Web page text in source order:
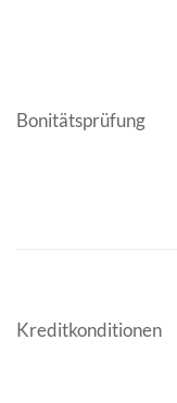
Bonitätsprüfung
Kreditkonditionen